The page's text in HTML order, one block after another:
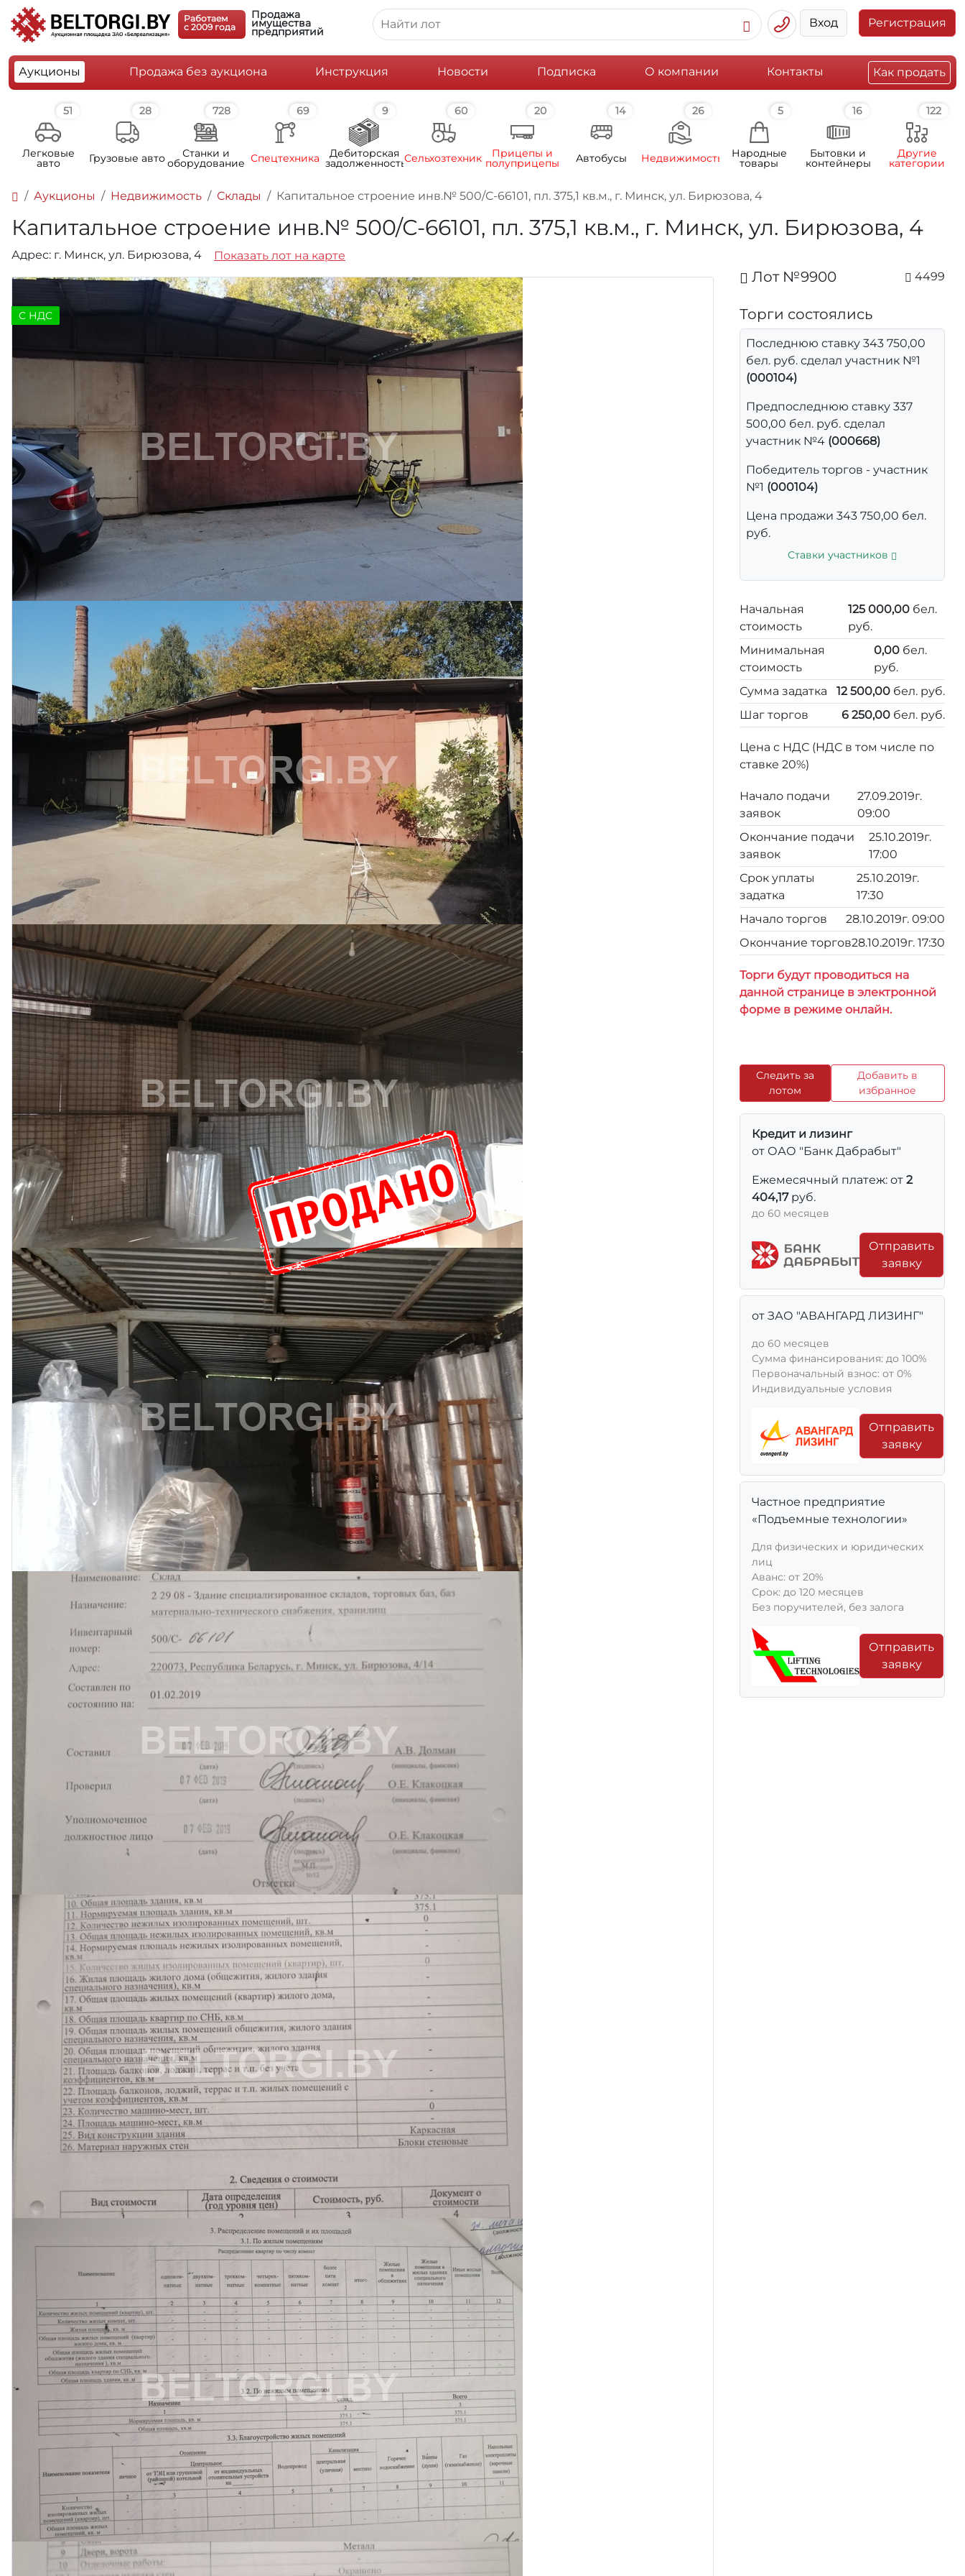
Работаем
c 2009 года
Продажа
имущества
предприятий
Вход Регистрация
Аукционы Продажа без аукциона Инструкция Новости Подписка О компании Контакты Как продать
51
Легковые
авто
28
Грузовые авто
728
Станки и
оборудование
69
Спецтехника
9
Дебиторская
задолженность
60
Сельхозтехника
20
Прицепы и
полуприцепы
14
Автобусы
26
Недвижимость
5
Народные
товары
16
Бытовки и
контейнеры
122
Другие
категории
Аукционы Недвижимость Склады Капитальное строение инв.№ 500/С-66101, пл. 375,1 кв.м., г. Минск, ул. Бирюзова, 4
Капитальное строение инв.№ 500/С-66101, пл. 375,1 кв.м., г. Минск, ул. Бирюзова, 4
Адрес: г. Минск, ул. Бирюзова, 4 Показать лот на карте
C НДС
Лот №9900 4499
Торги состоялись
Последнюю ставку 343 750,00
бел. руб. сделал участник №1
(000104)
Предпоследнюю ставку 337
500,00 бел. руб. сделал
участник №4 (000668)
Победитель торгов - участник
№1 (000104)
Цена продажи 343 750,00 бел.
руб.
Ставки участников
Начальная
стоимость
125 000,00бел.
руб.
Минимальная
стоимость
0,00бел.
руб.
Сумма задатка
12 500,00 бел. руб.
Шаг торгов
6 250,00 бел. руб.
Цена с НДС (НДС в том числе по
ставке 20%)
Начало подачи
заявок
27.09.2019г.
09:00
Окончание подачи
заявок
25.10.2019г.
17:00
Срок уплаты
задатка
25.10.2019г.
17:30
Начало торгов
28.10.2019г. 09:00
Окончание торгов28.10.2019г. 17:30
Торги будут проводиться на
данной странице в электронной
форме в режиме онлайн.
Следить за
лотом
Добавить в
избранное
Кредит и лизинг
от ОАО "Банк Дабрабыт"
Ежемесячный платеж: от 2
404,17руб.
до 60 месяцев
Отправить
заявку
от ЗАО "АВАНГАРД ЛИЗИНГ"
до 60 месяцев
Сумма финансирования: до 100%
Первоначальный взнос: от 0%
Индивидуальные условия
Отправить
заявку
Частное предприятие
«Подъемные технологии»
Для физических и юридических
лиц
Aванс: от 20%
Срок: до 120 месяцев
Без поручителей, без залога
Отправить
заявку